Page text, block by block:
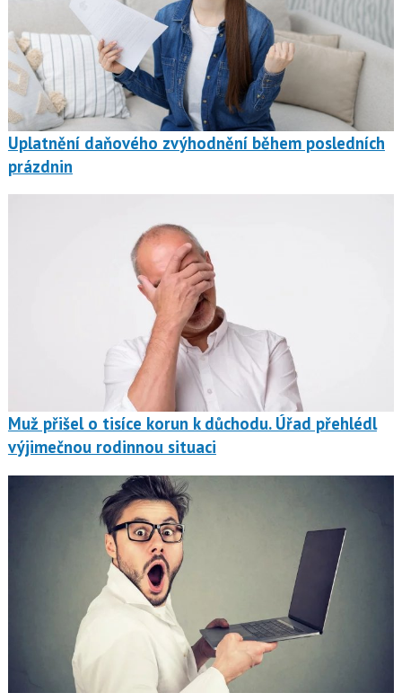
Uplatnění daňového zvýhodnění během posledních
prázdnin
Muž přišel o tisíce korun k důchodu. Úřad přehlédl
výjimečnou rodinnou situaci